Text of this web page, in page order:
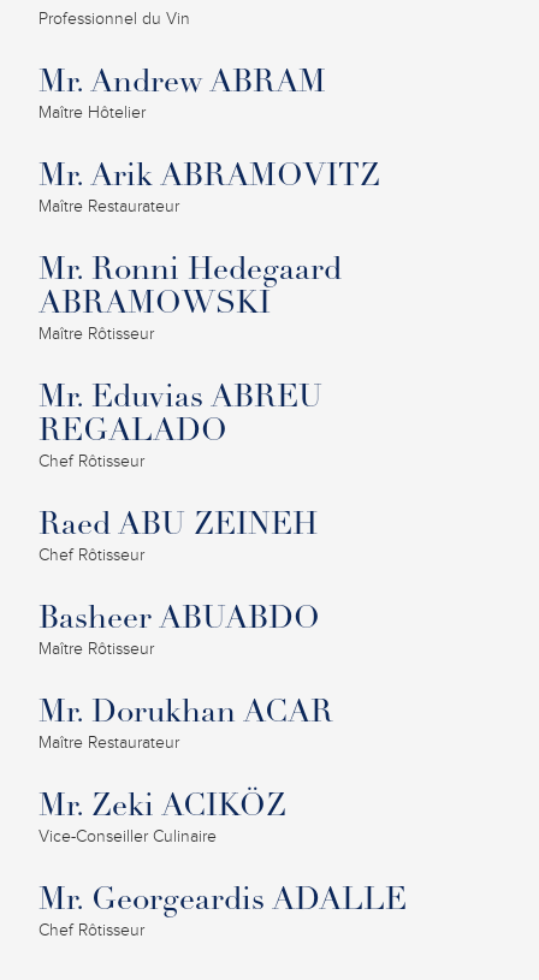
Professionnel du Vin
Mr. Andrew ABRAM
Maître Hôtelier
Mr. Arik ABRAMOVITZ
Maître Restaurateur
Mr. Ronni Hedegaard
ABRAMOWSKI
Maître Rôtisseur
Mr. Eduvias ABREU
REGALADO
Chef Rôtisseur
Raed ABU ZEINEH
Chef Rôtisseur
Basheer ABUABDO
Maître Rôtisseur
Mr. Dorukhan ACAR
Maître Restaurateur
Mr. Zeki ACIKÖZ
Vice-Conseiller Culinaire
Mr. Georgeardis ADALLE
Chef Rôtisseur